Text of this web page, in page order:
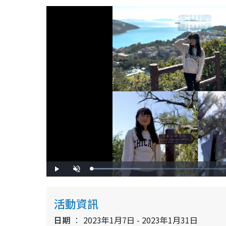
l
n
L
o
1
活動資訊
日期 2023年1月7日 - 2023年1月31日